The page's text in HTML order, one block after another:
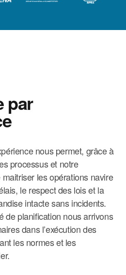
par
nous permet, grâce à
processus et notre
les opérations navire
le respect des lois et la
intacte sans incidents.
de planification nous arrivons
dans l’exécution des
les normes et les